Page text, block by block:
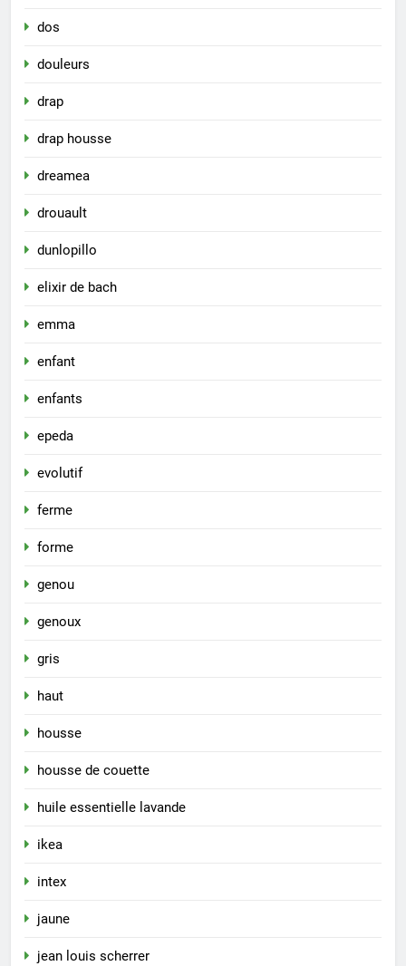
dos
douleurs
drap
drap housse
dreamea
drouault
dunlopillo
elixir de bach
emma
enfant
enfants
epeda
evolutif
ferme
forme
genou
genoux
gris
haut
housse
housse de couette
huile essentielle lavande
ikea
intex
jaune
jean louis scherrer